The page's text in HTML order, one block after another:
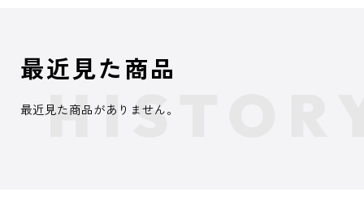
最近見た商品
最近見た商品がありません。